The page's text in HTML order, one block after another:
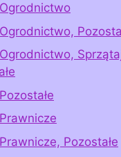
Pozostałe